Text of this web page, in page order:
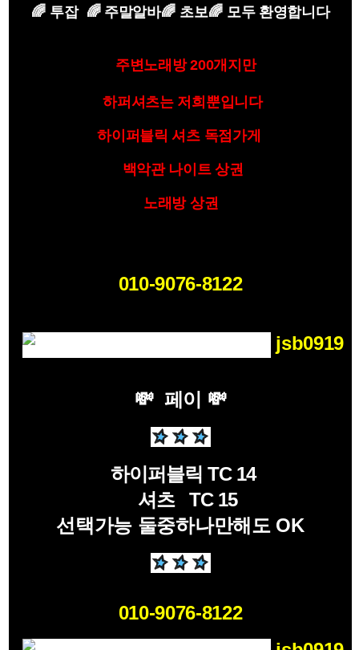
🌈투잡 🌈 주말알바🌈 초보🌈 모두 환영합니다
주변노래방 200개지만
하퍼셔츠는 저희뿐입니다
하이퍼블릭 셔츠 독점가게
백악관 나이트 상권
노래방 상권
010-9076-8122
jsb0919
💸 페이 💸
하이퍼블릭 TC 14
셔츠 TC 15
선택가능 둘중하나만해도 OK
010-9076-8122